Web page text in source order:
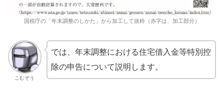
国税庁の「年末調整のしかた」から加工して抜粋（赤字は、加工部分）
こむぞう
では、年末調整における住宅借入金等特別控
除の申告について説明します。